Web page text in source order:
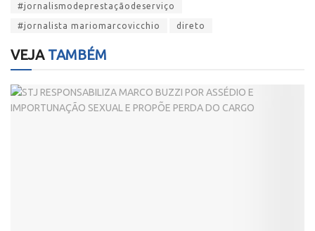
#jornalismodeprestaçãodeserviço
#jornalista mariomarcovicchio direto
VEJATAMBÉM